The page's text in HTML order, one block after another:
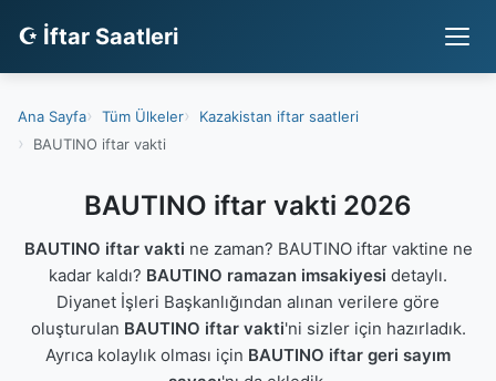
☪ İftar Saatleri
Ana Sayfa Tüm Ülkeler
Kazakistan iftar saatleri
BAUTINO iftar vakti
BAUTINO iftar vakti 2026
BAUTINO iftar vakti ne zaman? BAUTINO iftar vaktine ne
kadar kaldı? BAUTINO ramazan imsakiyesi detaylı.
Diyanet İşleri Başkanlığından alınan verilere göre
oluşturulan BAUTINO iftar vakti'ni sizler için hazırladık.
Ayrıca kolaylık olması için BAUTINO iftar geri sayım